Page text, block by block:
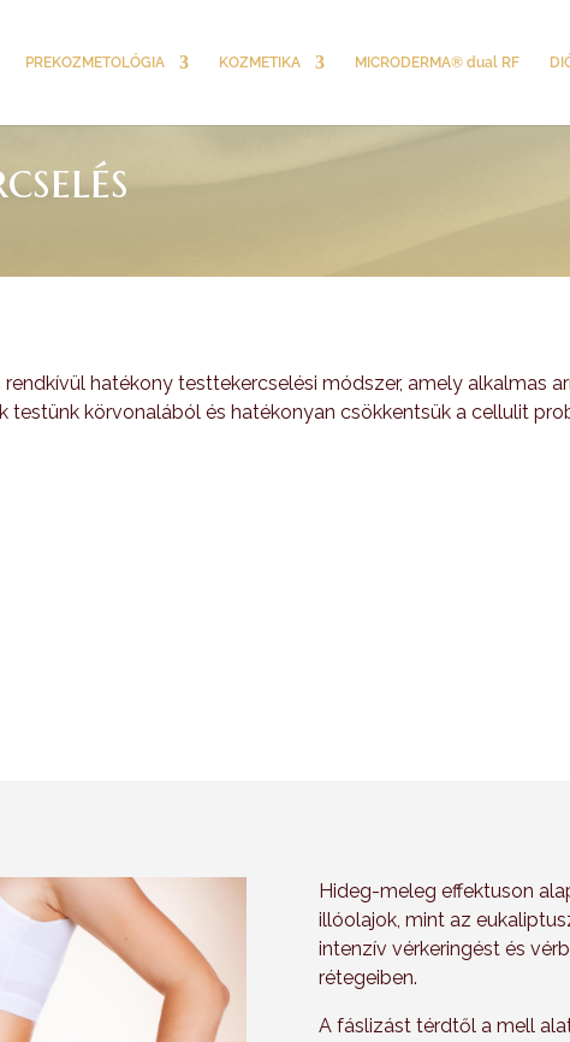
PREKOZMETOLÓGIA KOZMETIKA MICRODERMA® dual RF
rendkívül hatékony testtekercselési módszer, amely alkalmas
testünk körvonalából és hatékonyan csökkentsük a cellulit
Hideg-meleg effektuson
illóolajok, mint az
intenzív vérkeringést és
rétegeiben.
A fáslizást térdtől a mell